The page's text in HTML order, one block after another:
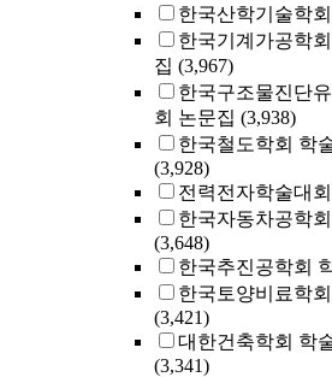
한국산학기술학회
한국기계가공학
집 (3,967)
한국구조물진단
회 논문집 (3,938)
한국철도학회 학
(3,928)
전력전자학술대
한국자동차공학
(3,648)
한국추진공학회
한국토양비료학
(3,421)
대한건축학회 학
(3,341)